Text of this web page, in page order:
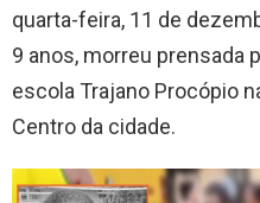
quarta-feira, 11 de
9 anos, morreu prensada
escola Trajano Procópio
Centro da cidade.